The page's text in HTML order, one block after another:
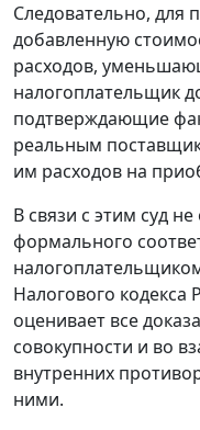
Следовательно, для
добавленную
расходов,
налогоплательщик
подтверждающие
реальным
им расходов на
В связи с этим суд
формального
Налогового кодекса
оценивает все
совокупности и во
внутренних
ними.